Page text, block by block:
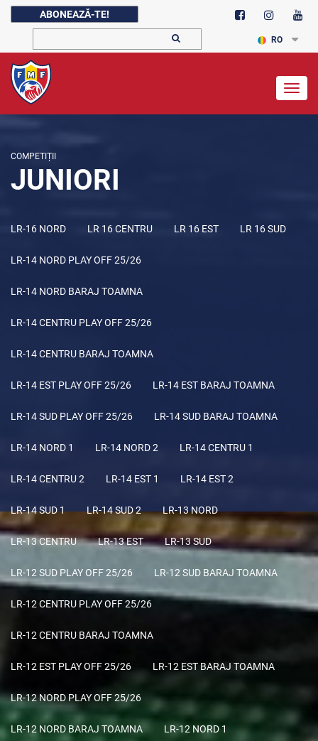
ABONEAZĂ-TE!
RO
COMPETIȚII
JUNIORI
LR-16 NORD LR 16 CENTRU LR 16 EST LR 16 SUD
LR-14 NORD PLAY OFF 25/26
LR-14 NORD BARAJ TOAMNA
LR-14 CENTRU PLAY OFF 25/26
LR-14 CENTRU BARAJ TOAMNA
LR-14 EST PLAY OFF 25/26 LR-14 EST BARAJ TOAMNA
LR-14 SUD PLAY OFF 25/26 LR-14 SUD BARAJ TOAMNA
LR-14 NORD 1 LR-14 NORD 2 LR-14 CENTRU 1
LR-14 CENTRU 2 LR-14 EST 1 LR-14 EST 2
LR-14 SUD 1 LR-14 SUD 2 LR-13 NORD
LR-13 CENTRU LR-13 EST LR-13 SUD
LR-12 SUD PLAY OFF 25/26 LR-12 SUD BARAJ TOAMNA
LR-12 CENTRU PLAY OFF 25/26
LR-12 CENTRU BARAJ TOAMNA
LR-12 EST PLAY OFF 25/26 LR-12 EST BARAJ TOAMNA
LR-12 NORD PLAY OFF 25/26
LR-12 NORD BARAJ TOAMNA LR-12 NORD 1